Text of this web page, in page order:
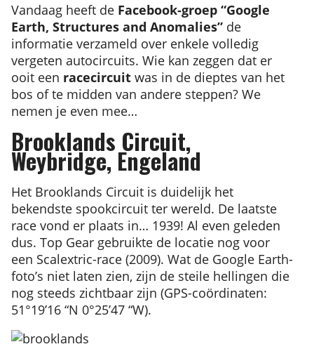
Vandaag heeft de Facebook-groep “Google
Earth, Structures and Anomalies” de
informatie verzameld over enkele volledig
vergeten autocircuits. Wie kan zeggen dat er
ooit een racecircuit was in de dieptes van het
bos of te midden van andere steppen? We
nemen je even mee…
Brooklands Circuit,
Weybridge, Engeland
Het Brooklands Circuit is duidelijk het
bekendste spookcircuit ter wereld. De laatste
race vond er plaats in… 1939! Al even geleden
dus. Top Gear gebruikte de locatie nog voor
een Scalextric-race (2009). Wat de Google Earth-
foto’s niet laten zien, zijn de steile hellingen die
nog steeds zichtbaar zijn (GPS-coördinaten:
51°19’16 “N 0°25’47 “W).